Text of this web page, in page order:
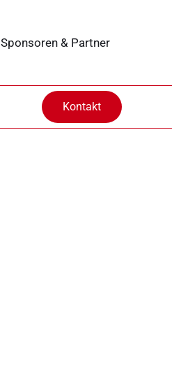
Sponsoren & Partner
Kontakt